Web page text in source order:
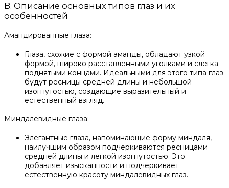
B. Описание основных типов глаз и их
особенностей
Амандированные глаза:
Глаза, схожие с формой аманды, обладают узкой
формой, широко расставленными уголками и слегка
поднятыми концами. Идеальными для этого типа глаз
будут ресницы средней длины и небольшой
изогнутостью, создающие выразительный и
естественный взгляд.
Миндалевидные глаза:
Элегантные глаза, напоминающие форму миндаля,
наилучшим образом подчеркиваются ресницами
средней длины и легкой изогнутостью. Это
добавляет изысканности и подчеркивает
естественную красоту миндалевидных глаз.